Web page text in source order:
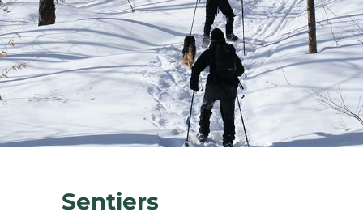
Sentiers